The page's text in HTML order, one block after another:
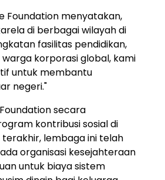
Foundation menyatakan,
di berbagai wilayah di
fasilitas pendidikan,
korporasi global, kami
untuk membantu
negeri."
secara
kontribusi sosial di
lembaga ini telah
organisasi kesejahteraan
untuk biaya sistem